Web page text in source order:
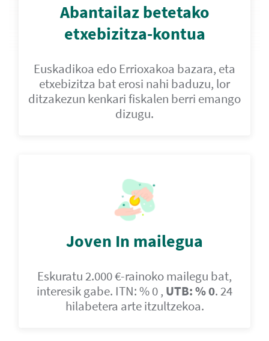
Abantailaz betetako
etxebizitza-kontua
Euskadikoa edo Errioxakoa bazara, eta
etxebizitza bat erosi nahi baduzu, lor
ditzakezun kenkari fiskalen berri emango
dizugu.
Joven In mailegua
Eskuratu 2.000 €-rainoko mailegu bat,
interesik gabe. ITN: % 0 , UTB: % 0. 24
hilabetera arte itzultzekoa.